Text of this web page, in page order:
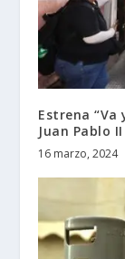
Estrena “Va
Juan Pablo II
16 marzo, 2024